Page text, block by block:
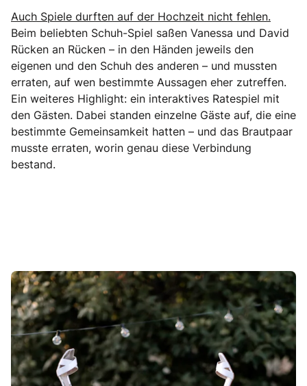
Auch Spiele durften auf der Hochzeit nicht fehlen.
Beim beliebten Schuh-Spiel saßen Vanessa und David
Rücken an Rücken – in den Händen jeweils den
eigenen und den Schuh des anderen – und mussten
erraten, auf wen bestimmte Aussagen eher zutreffen.
Ein weiteres Highlight: ein interaktives Ratespiel mit
den Gästen. Dabei standen einzelne Gäste auf, die eine
bestimmte Gemeinsamkeit hatten – und das Brautpaar
musste erraten, worin genau diese Verbindung
bestand.